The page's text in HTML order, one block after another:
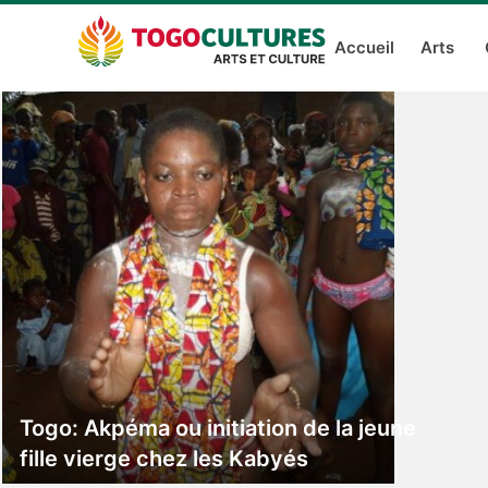
Accueil Arts
Togo: Akpéma ou initiation de la jeune
fille vierge chez les Kabyés